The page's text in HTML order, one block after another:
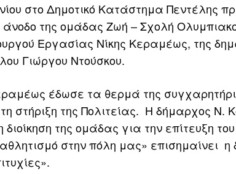
στο Δημοτικό Κατάστημα Πεντέλης
της ομάδας Ζωή – Σχολή
Εργασίας Νίκης Κεραμέως, της
Γιώργου Ντούσκου.
έδωσε τα θερμά της
στήριξη της Πολιτείας. Η δήμαρχος Ν.
διοίκηση της ομάδας για την επίτευξη
στην πόλη μας» επισημαίνει η